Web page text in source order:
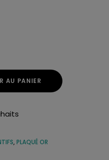
AU PANIER
, PLAQUÉ OR